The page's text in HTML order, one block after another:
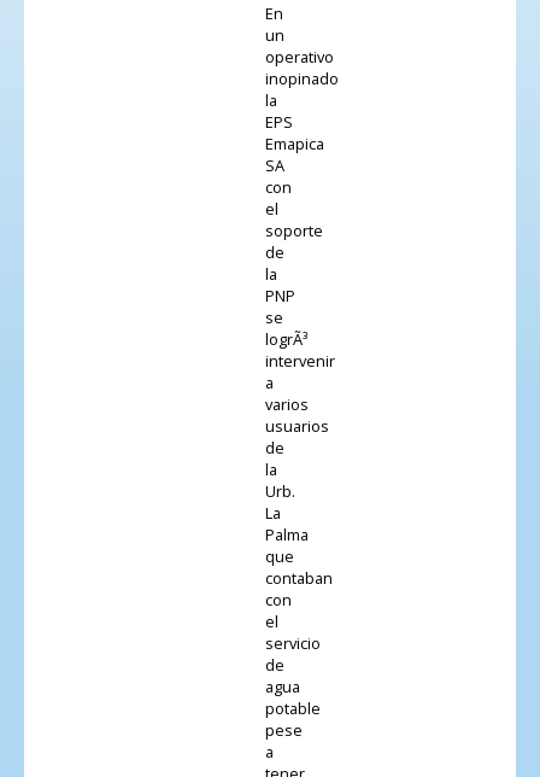
En
un
operativo
inopinado
la
EPS
Emapica
SA
con
el
soporte
de
la
PNP
se
logrÃ³
intervenir
a
varios
usuarios
de
la
Urb.
La
Palma
que
contaban
con
el
servicio
de
agua
potable
pese
a